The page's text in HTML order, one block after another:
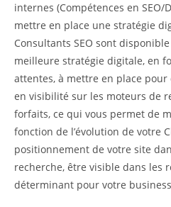
internes (Compétences en SEO/
mettre en place une stratégie
Consultants SEO sont
meilleure stratégie digitale, en
attentes, à mettre en place
en visibilité sur les moteurs de
forfaits, ce qui vous permet de
fonction de l’évolution de votre
positionnement de votre site
recherche, être visible dans les
déterminant pour votre